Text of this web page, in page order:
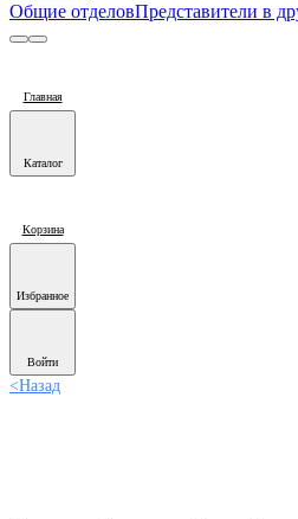
Общие отделовПредставители в
Главная
Каталог
Корзина
Избранное
Войти
<Назад